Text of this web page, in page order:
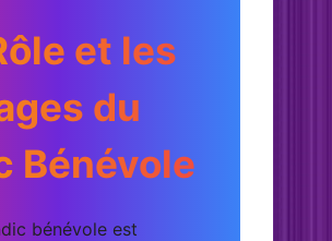
et les
du
Bénévole
bénévole est